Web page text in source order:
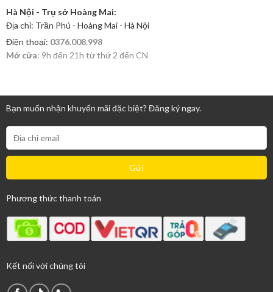
Hà Nội - Trụ sở Hoàng Mai:
Địa chỉ: Trần Phú - Hoàng Mai - Hà Nội
Điện thoại: 0376.008.998
Mở cửa: 9h đến 21h từ thứ 2 đến CN
Bạn muốn nhận khuyến mãi đặc biệt? Đăng ký ngay.
Phương thức thanh toán
Kết nối với chúng tôi